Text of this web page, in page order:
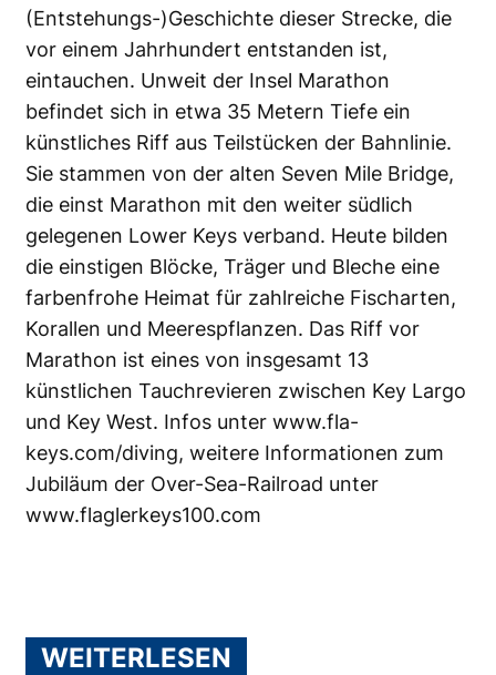
(Entstehungs-)Geschichte dieser Strecke, die
vor einem Jahrhundert entstanden ist,
eintauchen. Unweit der Insel Marathon
befindet sich in etwa 35 Metern Tiefe ein
künstliches Riff aus Teilstücken der Bahnlinie.
Sie stammen von der alten Seven Mile Bridge,
die einst Marathon mit den weiter südlich
gelegenen Lower Keys verband. Heute bilden
die einstigen Blöcke, Träger und Bleche eine
farbenfrohe Heimat für zahlreiche Fischarten,
Korallen und Meerespflanzen. Das Riff vor
Marathon ist eines von insgesamt 13
künstlichen Tauchrevieren zwischen Key Largo
und Key West. Infos unter www.fla-
keys.com/diving, weitere Informationen zum
Jubiläum der Over-Sea-Railroad unter
www.flaglerkeys100.com
WEITERLESEN